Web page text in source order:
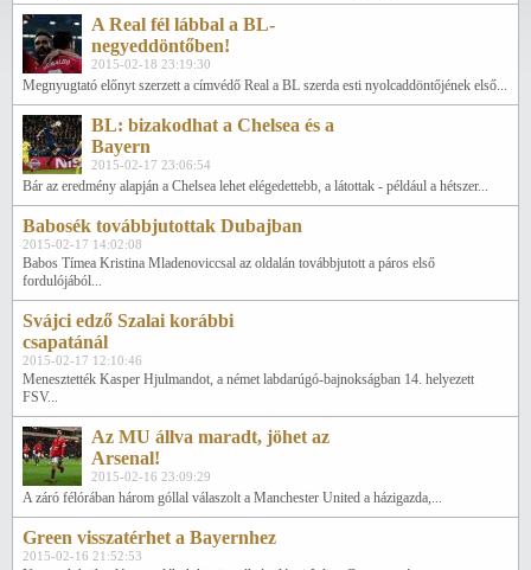
A Real fél lábbal a BL-
negyeddöntőben!
2015-02-18 23:19:30
Megnyugtató előnyt szerzett a címvédő Real a BL szerda esti nyolcaddöntőjének első...
BL: bizakodhat a Chelsea és a
Bayern
2015-02-17 23:06:54
Bár az eredmény alapján a Chelsea lehet elégedettebb, a látottak - például a hétszer...
Babosék továbbjutottak Dubajban
2015-02-17 14:02:08
Babos Tímea Kristina Mladenoviccsal az oldalán továbbjutott a páros első
fordulójából...
Svájci edző Szalai korábbi
csapatánál
2015-02-17 12:10:46
Menesztették Kasper Hjulmandot, a német labdarúgó-bajnokságban 14. helyezett
FSV...
Az MU állva maradt, jöhet az
Arsenal!
2015-02-16 23:09:29
A záró félórában három góllal válaszolt a Manchester United a házigazda,...
Green visszatérhet a Bayernhez
2015-02-16 21:52:53